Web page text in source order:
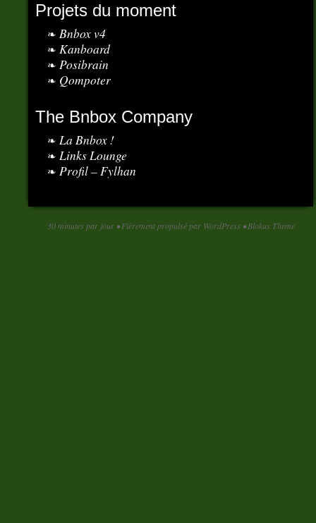
Projets du moment
Bnbox v4
Kanboard
Posibrain
Qompoter
The Bnbox Company
La Bnbox !
Links Lounge
Profil – Fylhan
30 minutes par jour •Fièrement propulsé par WordPress •Blokus Theme